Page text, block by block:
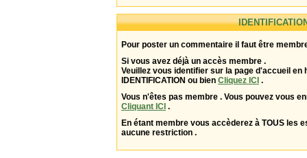
Pour poster un commentaire il faut être
Si vous avez déjà un accès membre .
Veuillez vous identifier sur la page d'accueil en
IDENTIFICATION ou bien Cliquez ICI .
Vous n'êtes pas membre . Vous pouvez vous
Cliquant ICI .
En étant membre vous accèderez à TOUS les
aucune restriction .